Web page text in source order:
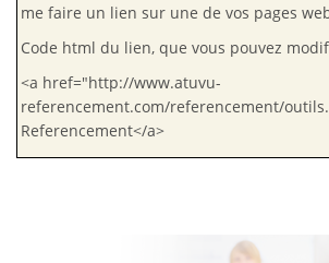
me faire un lien sur une de vos pages
Code html du lien, que vous pouvez
<a href="http://www.atuvu-
referencement.com/referencement/
Referencement</a>